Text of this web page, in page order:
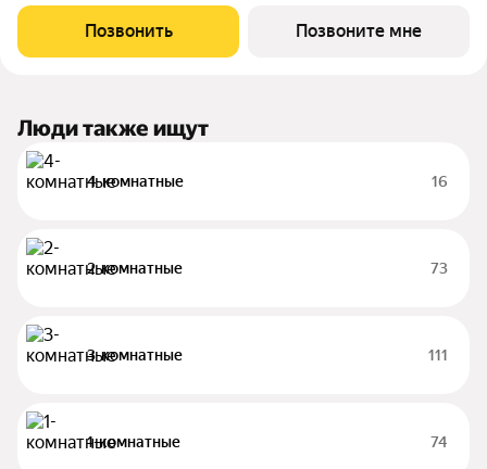
пожилых людей и родителей с колясками. Функциональное
использование квадратных
Позвонить Позвоните мне
Люди также ищут
4-комнатные 16
2-комнатные 73
3-комнатные 111
1-комнатные 74